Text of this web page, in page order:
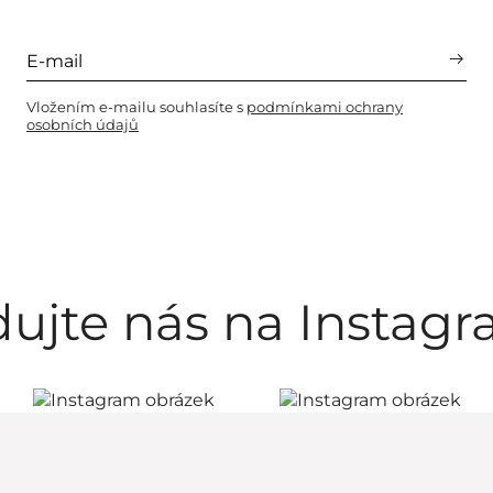
Vložením e-mailu souhlasíte s podmínkami ochrany
osobních údajů
nás na